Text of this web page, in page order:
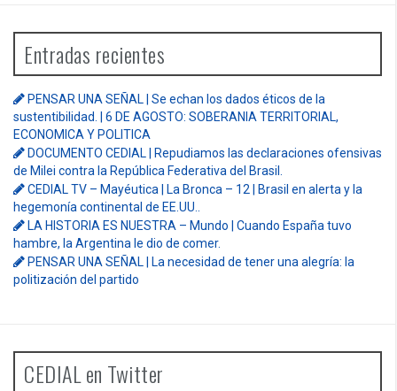
Entradas recientes
PENSAR UNA SEÑAL | Se echan los dados éticos de la
sustentibilidad. | 6 DE AGOSTO: SOBERANIA TERRITORIAL,
ECONOMICA Y POLITICA
DOCUMENTO CEDIAL | Repudiamos las declaraciones ofensivas
de Milei contra la República Federativa del Brasil.
CEDIAL TV – Mayéutica | La Bronca – 12 | Brasil en alerta y la
hegemonía continental de EE.UU..
LA HISTORIA ES NUESTRA – Mundo | Cuando España tuvo
hambre, la Argentina le dio de comer.
PENSAR UNA SEÑAL | La necesidad de tener una alegría: la
politización del partido
CEDIAL en Twitter